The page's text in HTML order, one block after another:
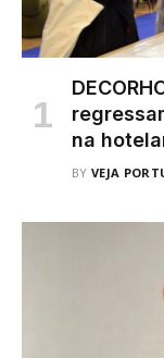
na
BY VEJA